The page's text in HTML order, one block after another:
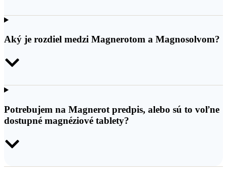
Aký je rozdiel medzi Magnerotom a Magnosolvom?
Potrebujem na Magnerot predpis, alebo sú to voľne
dostupné magnéziové tablety?